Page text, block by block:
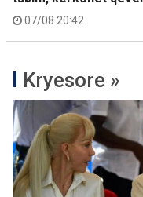
07/08 20:42
Kryesore »